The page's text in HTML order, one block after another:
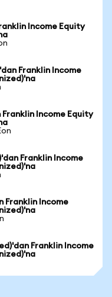
Income Equity
Franklin Income
Franklin Income Equity
Franklin Income
Franklin Income
Franklin Income